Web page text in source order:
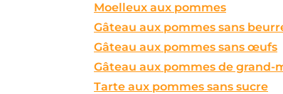
Moelleux aux pommes
Gâteau aux pommes sans
Gâteau aux pommes sans œufs
Gâteau aux pommes de grand-
Tarte aux pommes sans sucre